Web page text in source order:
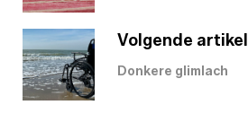
Volgende artikel
Donkere glimlach